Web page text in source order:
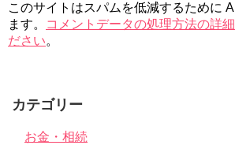
このサイトはスパムを低減するために
ます。
コメントデータの処理方法の詳
ださい。
カテゴリー
お金・相続